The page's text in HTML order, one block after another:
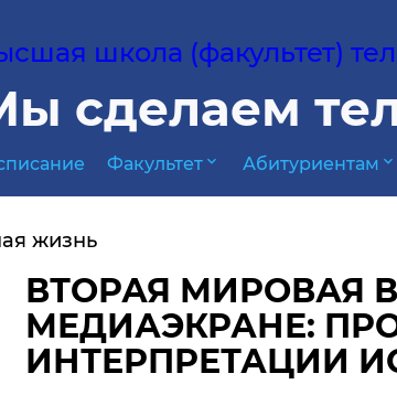
школа (факультет)
сделаем
Факультет expand_more Абитуриентам expand_more
жизнь
ВТОРАЯ МИРОВАЯ
МЕДИАЭКРАНЕ:
ИНТЕРПРЕТАЦИИ